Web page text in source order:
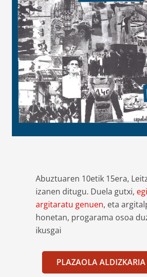
Abuztuaren 10etik 15era,
izanen ditugu. Duela gutxi,
argitaratu genuen, eta
honetan, progarama osoa
ikusgai
PLAZAOLA